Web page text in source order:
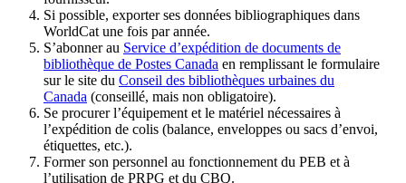
Si possible, exporter ses données bibliographiques dans
WorldCat une fois par année.
S’abonner au Service d’expédition de documents de
bibliothèque de Postes Canada en remplissant le formulaire
sur le site du Conseil des bibliothèques urbaines du
Canada (conseillé, mais non obligatoire).
Se procurer l’équipement et le matériel nécessaires à
l’expédition de colis (balance, enveloppes ou sacs d’envoi,
étiquettes, etc.).
Former son personnel au fonctionnement du PEB et à
l’utilisation de PRPG et du CBQ.